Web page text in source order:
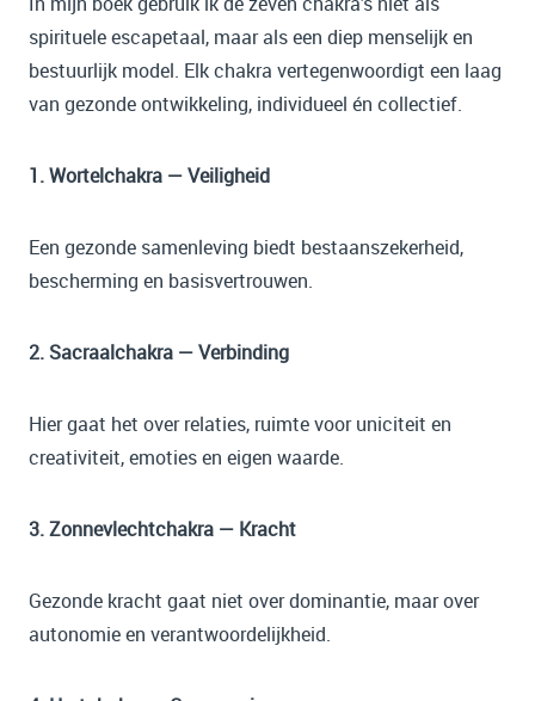
spirituele escapetaal, maar als een diep menselijk en
bestuurlijk model. Elk chakra vertegenwoordigt een laag
van gezonde ontwikkeling, individueel én collectief.
1. Wortelchakra — Veiligheid
Een gezonde samenleving biedt bestaanszekerheid,
bescherming en basisvertrouwen.
2. Sacraalchakra — Verbinding
Hier gaat het over relaties, ruimte voor uniciteit en
creativiteit, emoties en eigen waarde.
3. Zonnevlechtchakra — Kracht
Gezonde kracht gaat niet over dominantie, maar over
autonomie en verantwoordelijkheid.